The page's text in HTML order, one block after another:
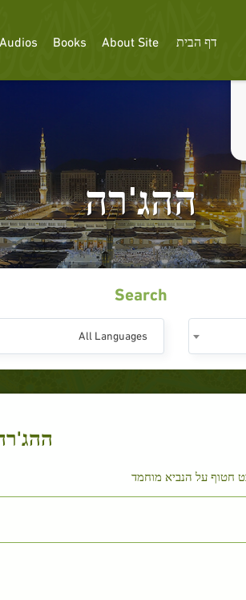
דף הבית About Site
Books
Audios
ההג'רה
Search
All Languages
חטוף על הנביא מוחמד